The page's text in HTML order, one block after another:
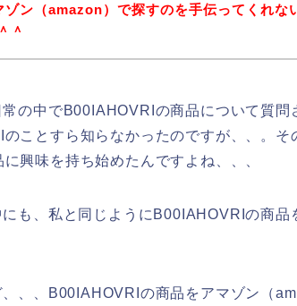
ゾン（amazon）で探すのを手伝ってくれな
＾
の中でB00IAHOVRIの商品について質問
ことすら知らなかったのですが、、。そ
興味を持ち始めたんですよね、、、
も、私と同じようにB00IAHOVRIの商品
、、B00IAHOVRIの商品をアマゾン（